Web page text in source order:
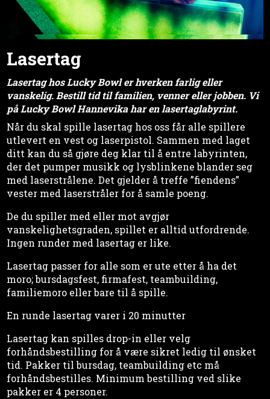
Lasertag
Lasertag hos Lucky Bowl er hverken farlig eller
vanskelig. Bestill tid til familien, venner eller jobben. Vi
på Lucky Bowl Hannevika har en lasertaglabyrint.
Når du skal spille lasertag hos oss får alle spillere
utlevert en vest og laserpistol. Sammen med laget
ditt kan du så gjøre deg klar til å entre labyrinten,
der det pumper musikk og lysblinkene blander seg
med laserstrålene. Det gjelder å treffe ”fiendens”
vester med laserstråler for å samle poeng.
De du spiller med eller mot avgjør
vanskelighetsgraden, spillet er alltid utfordrende.
Ingen runder med lasertag er like.
Lasertag passer for alle som er ute etter å ha det
moro; bursdagsfest, firmafest, teambuilding,
familiemoro eller bare til å spille.
En runde lasertag varer i 20 minutter
Lasertag kan spilles drop-in eller velg
forhåndsbestilling for å være sikret ledig til ønsket
tid. Pakker til bursdag, teambuilding etc må
forhåndsbestilles. Minimum bestilling ved slike
pakker er 4 personer.